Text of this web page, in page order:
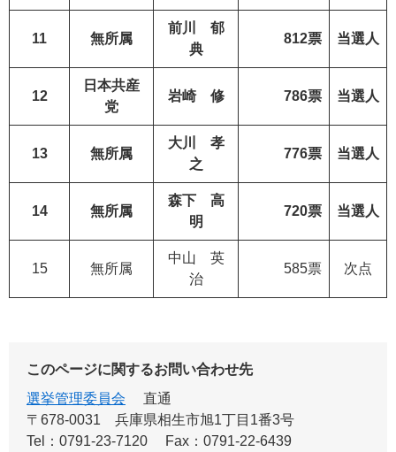
11 無所属
前川 郁
典
812票 当選人
12
日本共産
党
岩崎 修 786票 当選人
13 無所属
大川 孝
之
776票 当選人
14 無所属
森下 高
明
720票 当選人
15 無所属
中山 英
治
585票 次点
このページに関するお問い合わせ先
選挙管理委員会
直通
〒678-0031
兵庫県相生市旭1丁目1番3号
Tel：0791-23-7120
Fax：0791-22-6439